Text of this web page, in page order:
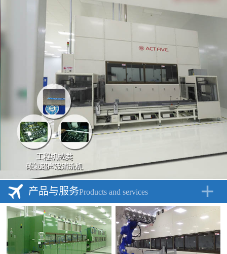
产品与服务Products and services